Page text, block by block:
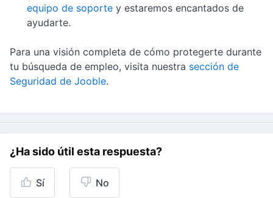
equipo de soporte y estaremos encantados de
ayudarte.
Para una visión completa de cómo protegerte durante
tu búsqueda de empleo, visita nuestra sección de
Seguridad de Jooble.
¿Ha sido útil esta respuesta?
Sí No